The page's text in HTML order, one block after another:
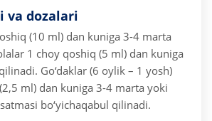
va dozalari
(10 ml) dan kuniga 3-4 marta
1 choy qoshiq (5 ml) dan kuniga
Go‘daklar (6 oylik – 1 yosh)
ml) dan kuniga 3-4 marta yoki
bo‘yichaqabul qilinadi.